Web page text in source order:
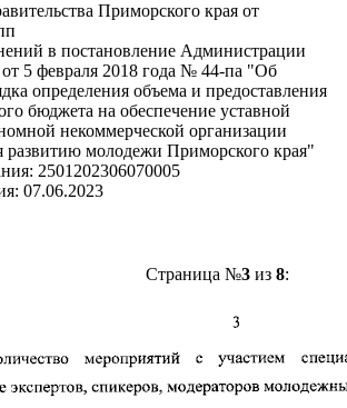
Приморского края от
в постановление Администрации
5 февраля 2018 года № 44-па "Об
определения объема и предоставления
бюджета на обеспечение уставной
некоммерческой организации
развитию молодежи Приморского края"
2501202306070005
07.06.2023
Страница №3из 8: